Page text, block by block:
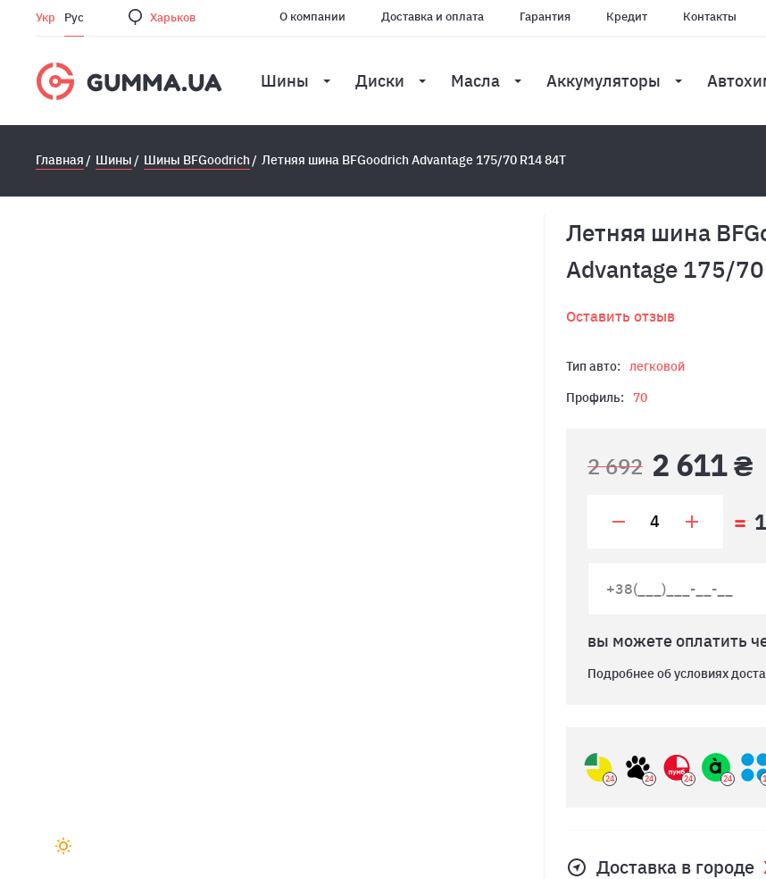
Укр Рус Харьков О компании Доставка и оплата Гарантия Кредит Контакты
Шины Диски Масла Аккумуляторы
Главная Шины Шины BFGoodrich Летняя шина BFGoodrich Advantage 175/70 R14 84T
Летняя шина
Advantage 175/
Оставить отзыв
Тип авто: легковой
Профиль:
70
2 692 2 611 ₴
вы можете оплатить
Подробнее об условиях
24 24 24 24
Доставка в городе